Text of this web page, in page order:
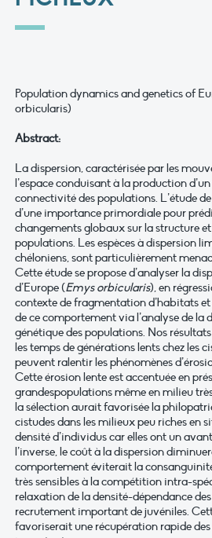
Population dynamics and genetics of
orbicularis)
Abstract:
La dispersion, caractérisée par les
l’espace conduisant à la production
connectivité des populations. L’étude
d’une importance primordiale pour
changements globaux sur la structure
populations. Les espèces à dispersion
chéloniens, sont particulièrement
Cette étude se propose d’analyser la
d’Europe (Emys orbicularis), en
contexte de fragmentation d’habitats et
de ce comportement via l’analyse de la
génétique des populations. Nos
les temps de générations lents chez les
peuvent ralentir les phénomènes
Cette érosion lente est accentuée en
grandespopulations même en milieu
la sélection aurait favorisée la
cistudes dans les milieux peu riches en
densité d’individus car elles ont un
l’inverse, le coût à la dispersion
comportement éviterait la
très sensibles à la compétition intra-
relaxation de la densité-dépendance
recrutement important de juvéniles.
favoriserait une récupération rapide